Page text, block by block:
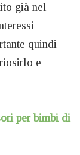
già nel
quindi
e
per bimbi di